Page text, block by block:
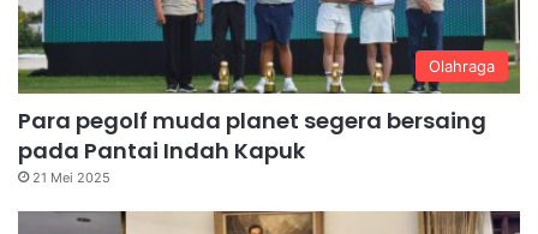
Olahraga
Para pegolf muda planet segera bersaing
pada Pantai Indah Kapuk
21 Mei 2025